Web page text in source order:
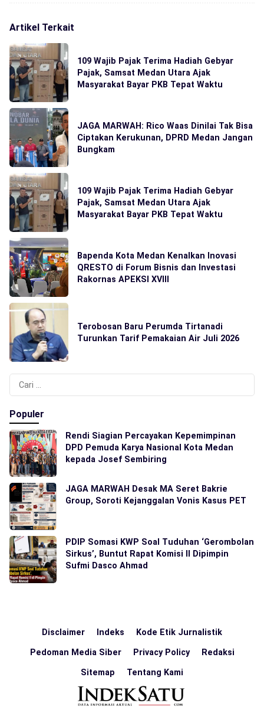
Artikel Terkait
109 Wajib Pajak Terima Hadiah Gebyar
Pajak, Samsat Medan Utara Ajak
Masyarakat Bayar PKB Tepat Waktu
JAGA MARWAH: Rico Waas Dinilai Tak Bisa
Ciptakan Kerukunan, DPRD Medan Jangan
Bungkam
109 Wajib Pajak Terima Hadiah Gebyar
Pajak, Samsat Medan Utara Ajak
Masyarakat Bayar PKB Tepat Waktu
Bapenda Kota Medan Kenalkan Inovasi
QRESTO di Forum Bisnis dan Investasi
Rakornas APEKSI XVIII
Terobosan Baru Perumda Tirtanadi
Turunkan Tarif Pemakaian Air Juli 2026
Cari
untuk:
Populer
Rendi Siagian Percayakan Kepemimpinan
DPD Pemuda Karya Nasional Kota Medan
kepada Josef Sembiring
JAGA MARWAH Desak MA Seret Bakrie
Group, Soroti Kejanggalan Vonis Kasus PET
PDIP Somasi KWP Soal Tuduhan ‘Gerombolan
Sirkus’, Buntut Rapat Komisi II Dipimpin
Sufmi Dasco Ahmad
Disclaimer Indeks Kode Etik Jurnalistik
Pedoman Media Siber Privacy Policy Redaksi
Sitemap Tentang Kami